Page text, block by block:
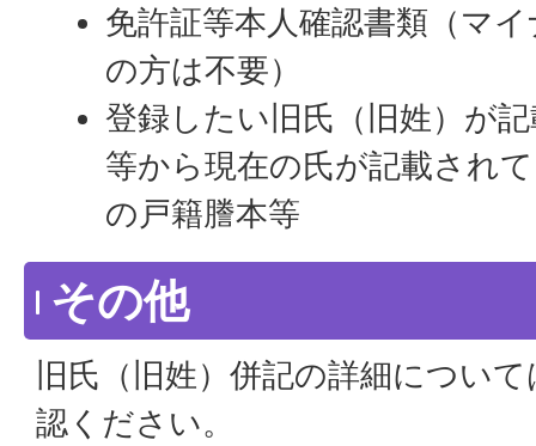
免許証等本人確認書類（マ
の方は不要）
登録したい旧氏（旧姓）が
等から現在の氏が記載され
の戸籍謄本等
その他
旧氏（旧姓）併記の詳細につい
認ください。